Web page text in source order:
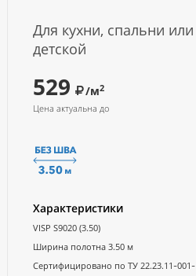
Для кухни, спальни или
детской
529 /м2
Цена актуальна до
Характеристики
VISP S9020 (3.50)
Ширина полотна 3.50 м
Сертифицировано по ТУ 22.23.11-001-